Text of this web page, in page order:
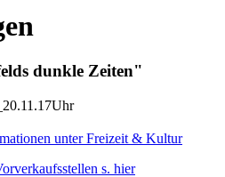
dunkle Zeiten"
unter Freizeit & Kultur
s. hier